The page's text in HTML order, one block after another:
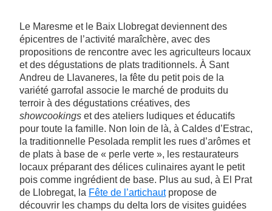
Le Maresme et le Baix Llobregat deviennent des
épicentres de l’activité maraîchère, avec des
propositions de rencontre avec les agriculteurs locaux
et des dégustations de plats traditionnels. À Sant
Andreu de Llavaneres, la fête du petit pois de la
variété garrofal associe le marché de produits du
terroir à des dégustations créatives, des
showcookings et des ateliers ludiques et éducatifs
pour toute la famille. Non loin de là, à Caldes d’Estrac,
la traditionnelle Pesolada remplit les rues d’arômes et
de plats à base de « perle verte », les restaurateurs
locaux préparant des délices culinaires ayant le petit
pois comme ingrédient de base. Plus au sud, à El Prat
de Llobregat, la Fête de l’artichautpropose de
découvrir les champs du delta lors de visites guidées